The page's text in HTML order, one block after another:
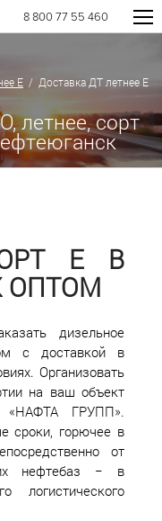
8 800 77 55 460
Е / Доставка ДТ летнее Е
летнее, сорт
Е В
ОПТОМ
дизельное
с доставкой в
Организовать
на ваш объект
«НАФТА ГРУПП».
сроки, горючее в
от
нефтебаз − в
логистического